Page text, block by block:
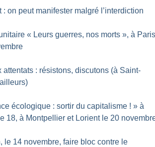
: on peut manifester malgré l’interdiction
« Leurs guerres, nos morts », à
attentats : résistons, discutons (à Saint-
écologique : sortir du capitalisme ! » à
18, à Montpellier et Lorient le 20
le 14 novembre, faire bloc contre le